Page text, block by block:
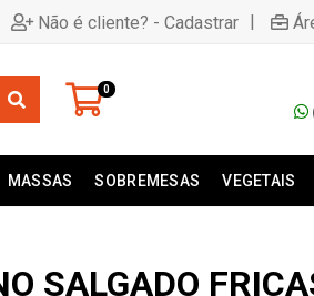
Não é cliente? - Cadastrar |
0
MASSAS SOBREMESAS VEGETAIS
SALGADO